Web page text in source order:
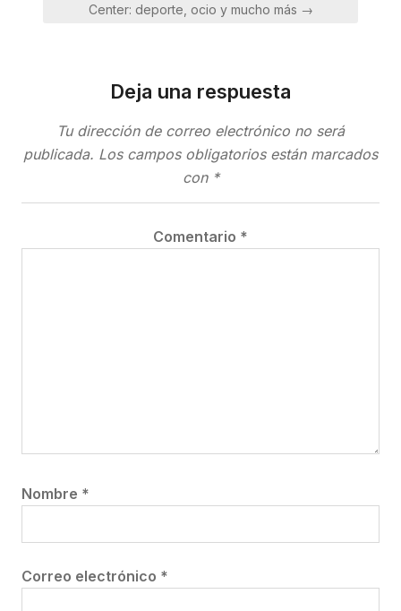
Center: deporte, ocio y mucho más →
Deja una respuesta
Tu dirección de correo electrónico no será
publicada. Los campos obligatorios están marcados
con *
Comentario *
Nombre *
Correo electrónico *